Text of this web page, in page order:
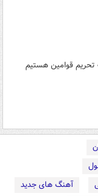
تحریم قوامین هستیم
آهنگ های جدید